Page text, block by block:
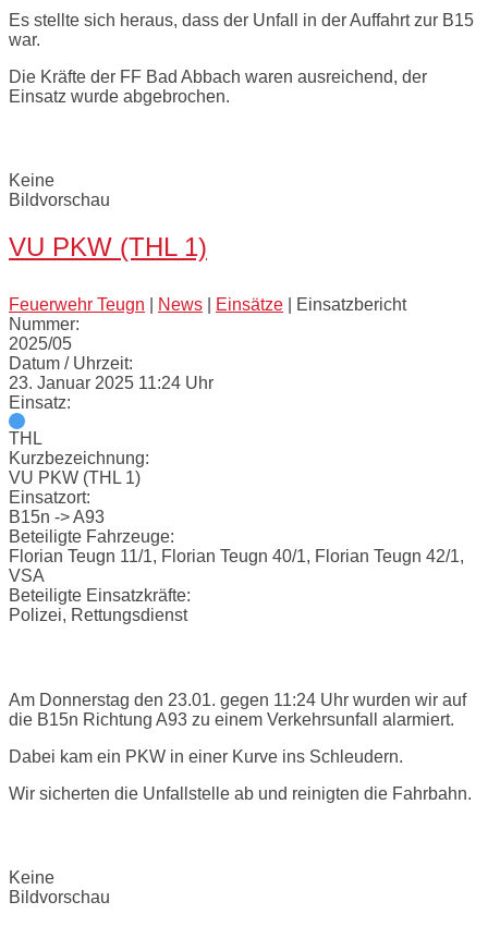
Es stellte sich heraus, dass der Unfall in der Auffahrt zur B15
war.
Die Kräfte der FF Bad Abbach waren ausreichend, der
Einsatz wurde abgebrochen.
Keine
Bildvorschau
VU PKW (THL 1)
Feuerwehr Teugn News Einsätze
Einsatzbericht
Nummer:
2025/05
Datum / Uhrzeit:
23. Januar 2025 11:24 Uhr
Einsatz:
THL
Kurzbezeichnung:
VU PKW (THL 1)
Einsatzort:
B15n -> A93
Beteiligte Fahrzeuge:
Florian Teugn 11/1, Florian Teugn 40/1, Florian Teugn 42/1,
VSA
Beteiligte Einsatzkräfte:
Polizei, Rettungsdienst
Am Donnerstag den 23.01. gegen 11:24 Uhr wurden wir auf
die B15n Richtung A93 zu einem Verkehrsunfall alarmiert.
Dabei kam ein PKW in einer Kurve ins Schleudern.
Wir sicherten die Unfallstelle ab und reinigten die Fahrbahn.
Keine
Bildvorschau